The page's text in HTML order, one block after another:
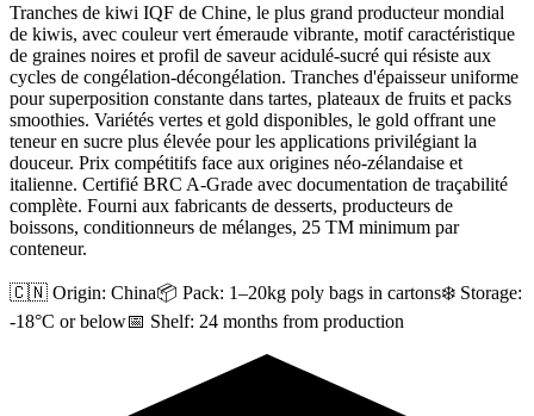
Tranches de kiwi IQF de Chine, le plus grand producteur mondial
de kiwis, avec couleur vert émeraude vibrante, motif caractéristique
de graines noires et profil de saveur acidulé-sucré qui résiste aux
cycles de congélation-décongélation. Tranches d'épaisseur uniforme
pour superposition constante dans tartes, plateaux de fruits et packs
smoothies. Variétés vertes et gold disponibles, le gold offrant une
teneur en sucre plus élevée pour les applications privilégiant la
douceur. Prix compétitifs face aux origines néo-zélandaise et
italienne. Certifié BRC A-Grade avec documentation de traçabilité
complète. Fourni aux fabricants de desserts, producteurs de
boissons, conditionneurs de mélanges, 25 TM minimum par
conteneur.
🇨🇳 Origin: China📦 Pack: 1–20kg poly bags in cartons❄️ Storage:
-18°C or below📅 Shelf: 24 months from production